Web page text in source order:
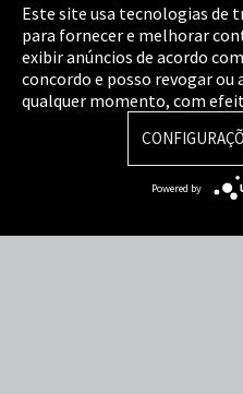
Cookie Settings
Termos e Condições
Mapa do Site
Este site usa tecnologias de
para fornecer e melhorar
exibir anúncios de acordo
concordo e posso revogar
qualquer momento, com
Powered by